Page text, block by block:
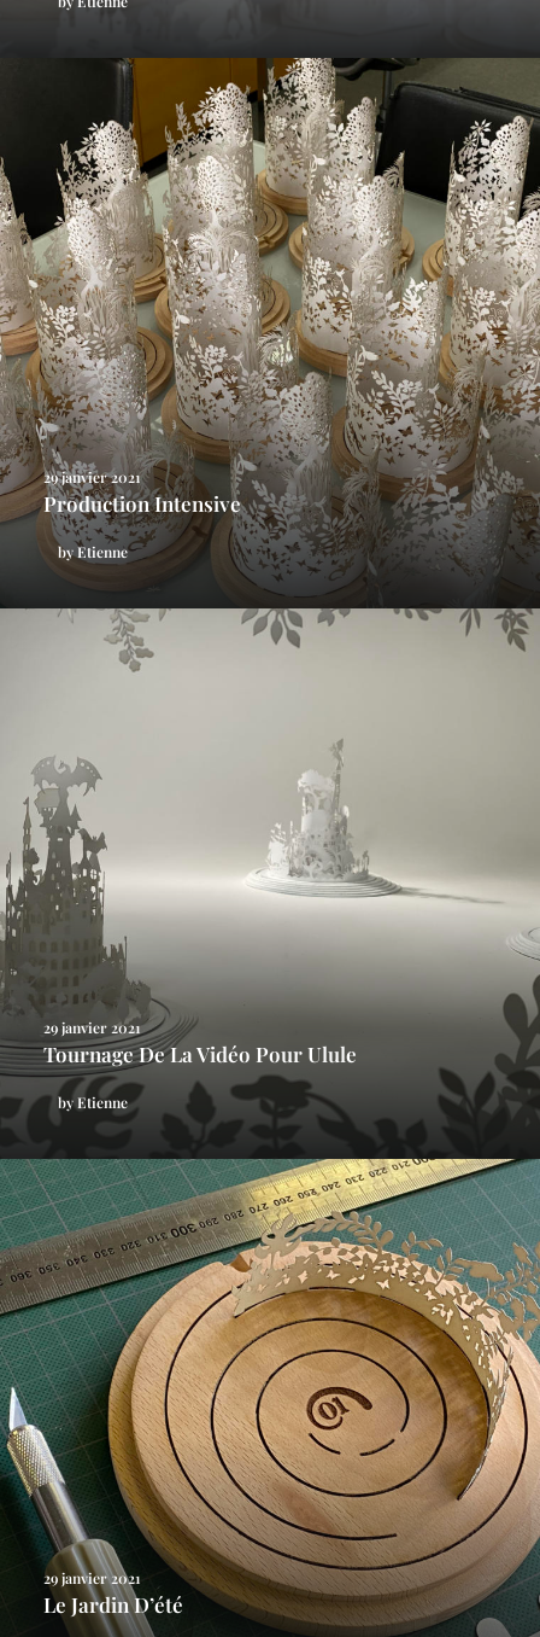
29 janvier 2021
Production Intensive
by Etienne
29 janvier 2021
Tournage De La Vidéo Pour Ulule
by Etienne
29 janvier 2021
Le Jardin D’été